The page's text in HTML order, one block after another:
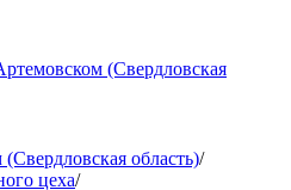
(Свердловская
область)/
цеха/